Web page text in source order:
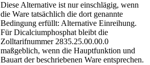
Diese Alternative ist nur einschlägig, wenn
die Ware tatsächlich die dort genannte
Bedingung erfüllt: Alternative Einreihung.
Für Dicalciumphosphat bleibt die
Zolltarifnummer 2835.25.00.00.0
maßgeblich, wenn die Hauptfunktion und
Bauart der beschriebenen Ware entsprechen.